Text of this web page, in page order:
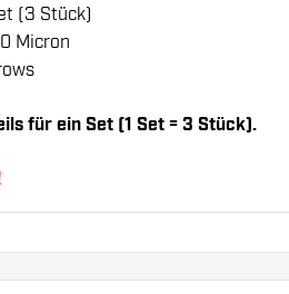
(3 Stück)
Micron
für ein Set (1 Set = 3 Stück).